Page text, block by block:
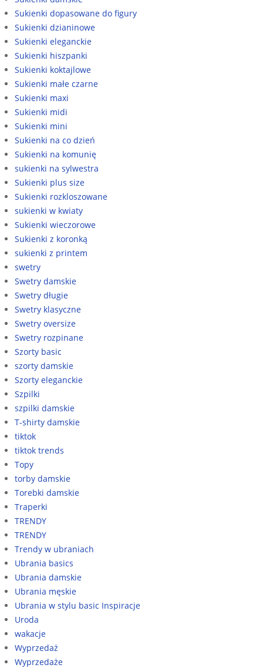
Sukienki dopasowane do figury
Sukienki dzianinowe
Sukienki eleganckie
Sukienki hiszpanki
Sukienki koktajlowe
Sukienki małe czarne
Sukienki maxi
Sukienki midi
Sukienki mini
Sukienki na co dzień
Sukienki na komunię
sukienki na sylwestra
Sukienki plus size
Sukienki rozkloszowane
sukienki w kwiaty
Sukienki wieczorowe
Sukienki z koronką
sukienki z printem
swetry
Swetry damskie
Swetry długie
Swetry klasyczne
Swetry oversize
Swetry rozpinane
Szorty basic
szorty damskie
Szorty eleganckie
Szpilki
szpilki damskie
T-shirty damskie
tiktok
tiktok trends
Topy
torby damskie
Torebki damskie
Traperki
TRENDY
TRENDY
Trendy w ubraniach
Ubrania basics
Ubrania damskie
Ubrania męskie
Ubrania w stylu basic Inspiracje
Uroda
wakacje
Wyprzedaż
Wyprzedaże